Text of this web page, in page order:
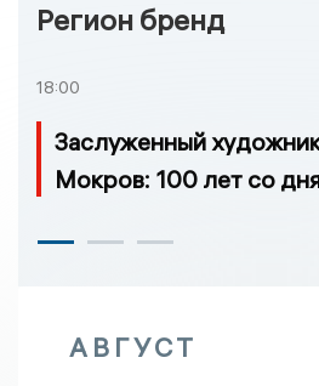
Регион бренд
18:00
Заслуженный
Мокров: 100 лет со
АВГУСТ